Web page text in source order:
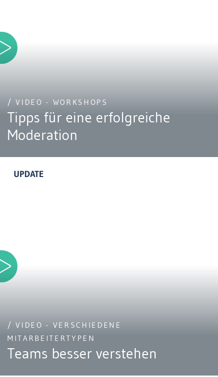
/ VIDEO - WORKSHOPS
Tipps für eine erfolgreiche
Moderation
UPDATE
/ VIDEO - VERSCHIEDENE
MITARBEITERTYPEN
Teams besser verstehen